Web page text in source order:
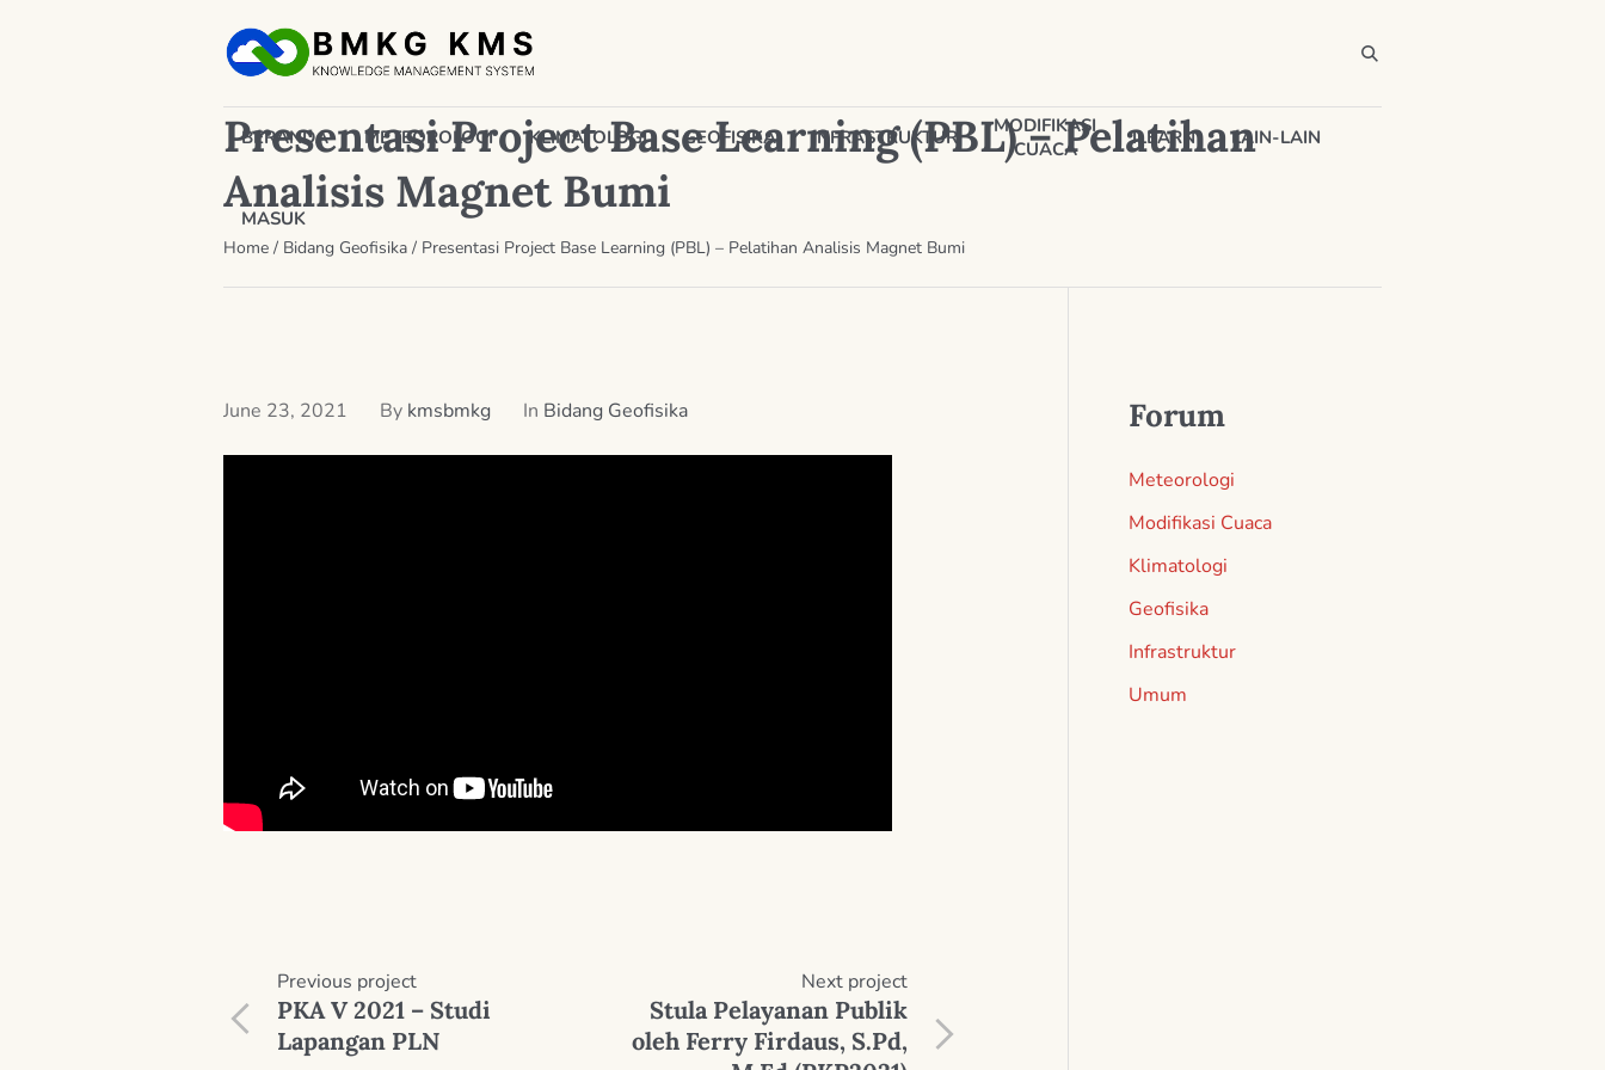
BERANDA METEOROLOGI KLIMATOLOGI GEOFISIKA INFRASTRUKTUR
MODIFIKASI
CUACA
ILEARN LAIN-LAIN
MASUK
Presentasi Project Base Learning (PBL) – Pelatihan
Analisis Magnet Bumi
Home / Bidang Geofisika / Presentasi Project Base Learning (PBL) – Pelatihan Analisis Magnet Bumi
June 23, 2021 By kmsbmkg In Bidang Geofisika
Previous project
PKA V 2021 – Studi
Lapangan PLN
Next project
Stula Pelayanan Publik
oleh Ferry Firdaus, S.Pd,
Forum
Meteorologi
Modifikasi Cuaca
Klimatologi
Geofisika
Infrastruktur
Umum